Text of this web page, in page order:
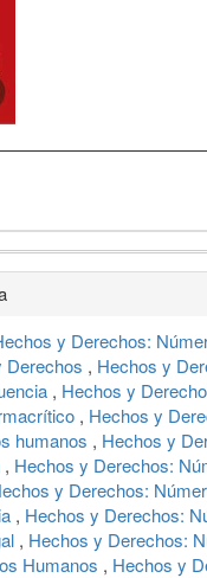
y Derechos:
Derechos , Hechos y
, Hechos y
, Hechos y
humanos , Hechos y
, Hechos y Derechos:
y Derechos:
, Hechos y Derechos:
, Hechos y Derechos:
Humanos , Hechos y